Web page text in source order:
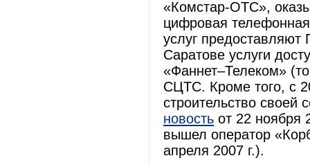
«Комстар-ОТС»,
цифровая
услуг
Саратове услуги
«Фаннет–Телеком»
СЦТС. Кроме того, с
строительство
новость от 22 ноября
вышел оператор
апреля 2007 г.).